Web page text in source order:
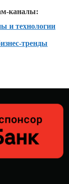
каналы:
и технологии
тренды